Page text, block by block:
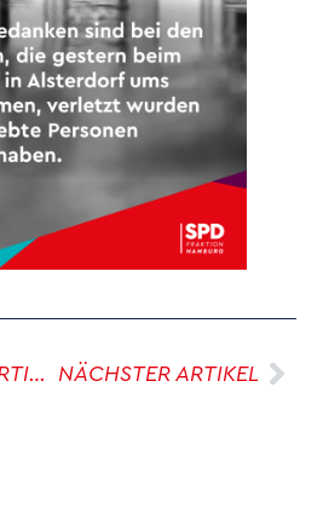
VORHERIGER ARTIKEL NÄCHSTER ARTIKEL